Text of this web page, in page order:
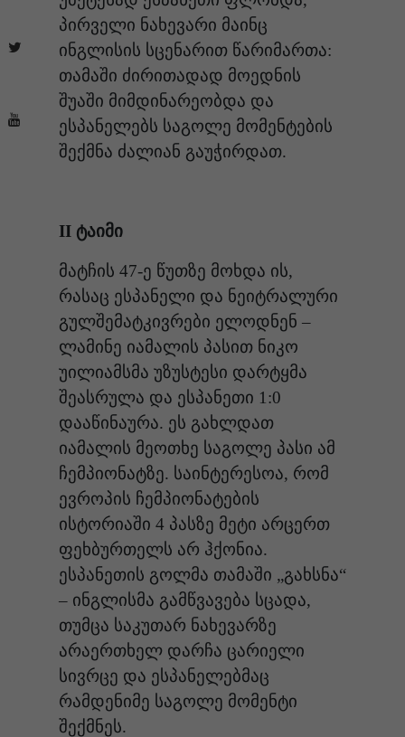
პირველი ნახევარი მაინც
ინგლისის სცენარით წარიმართა:
თამაში ძირითადად მოედნის
შუაში მიმდინარეობდა და
ესპანელებს საგოლე მომენტების
შექმნა ძალიან გაუჭირდათ.
II ტაიმი
მატჩის 47-ე წუთზე მოხდა ის,
რასაც ესპანელი და ნეიტრალური
გულშემატკივრები ელოდნენ –
ლამინე იამალის პასით ნიკო
უილიამსმა უზუსტესი დარტყმა
შეასრულა და ესპანეთი 1:0
დააწინაურა. ეს გახლდათ
იამალის მეოთხე საგოლე პასი ამ
ჩემპიონატზე. საინტერესოა, რომ
ევროპის ჩემპიონატების
ისტორიაში 4 პასზე მეტი არცერთ
ფეხბურთელს არ ჰქონია.
ესპანეთის გოლმა თამაში „გახსნა“
– ინგლისმა გამწვავება სცადა,
თუმცა საკუთარ ნახევარზე
არაერთხელ დარჩა ცარიელი
სივრცე და ესპანელებმაც
რამდენიმე საგოლე მომენტი
შექმნეს.